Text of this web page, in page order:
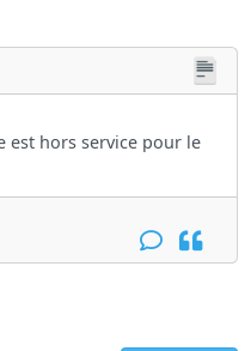
est hors service pour le